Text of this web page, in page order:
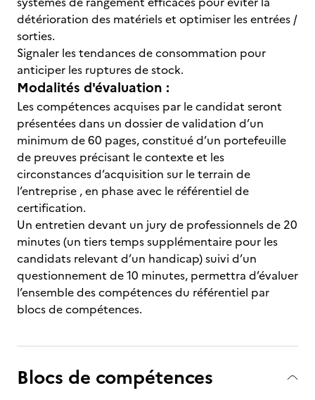
détérioration des matériels et optimiser les entrées /
sorties.
Signaler les tendances de consommation pour
anticiper les ruptures de stock.
Modalités d'évaluation :
Les compétences acquises par le candidat seront
présentées dans un dossier de validation d’un
minimum de 60 pages, constitué d’un portefeuille
de preuves précisant le contexte et les
circonstances d’acquisition sur le terrain de
l’entreprise , en phase avec le référentiel de
certification.
Un entretien devant un jury de professionnels de 20
minutes (un tiers temps supplémentaire pour les
candidats relevant d’un handicap) suivi d’un
questionnement de 10 minutes, permettra d’évaluer
l’ensemble des compétences du référentiel par
blocs de compétences.
Blocs de compétences